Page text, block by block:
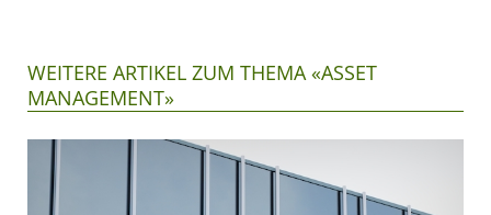
WEITERE ARTIKEL ZUM THEMA «ASSET
MANAGEMENT»